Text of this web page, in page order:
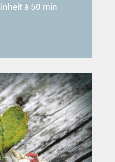
à 50 min